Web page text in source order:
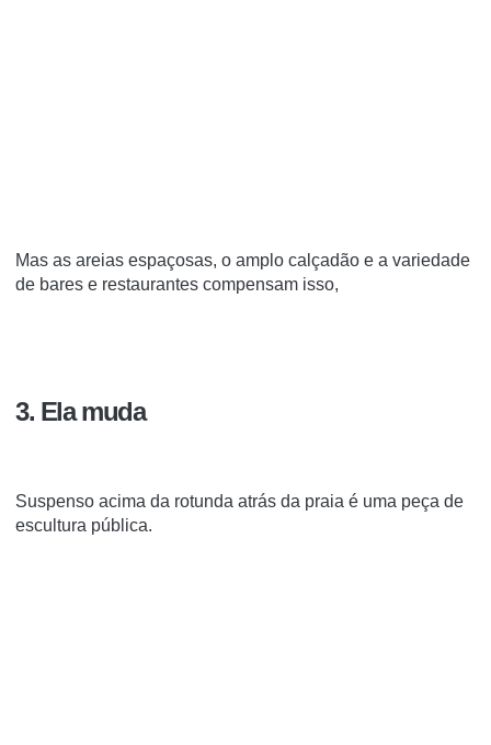
Mas as areias espaçosas, o amplo calçadão e a variedade
de bares e restaurantes compensam isso,
3. Ela muda
Suspenso acima da rotunda atrás da praia é uma peça de
escultura pública.